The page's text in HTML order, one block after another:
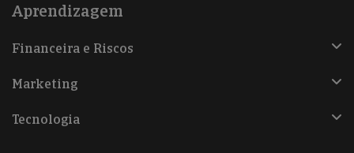
Aprendizagem
Financeira e Riscos
Marketing
Tecnologia